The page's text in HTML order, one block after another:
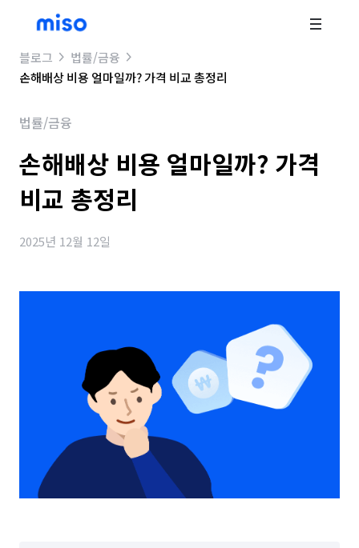
블로그
법률/금융
손해배상 비용 얼마일까? 가격 비교 총정리
법률/금융
손해배상 비용 얼마일까? 가격
비교 총정리
2025년 12월 12일